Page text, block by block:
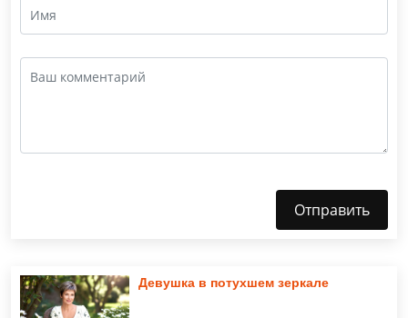
Отправить
Девушка в потухшем зеркале